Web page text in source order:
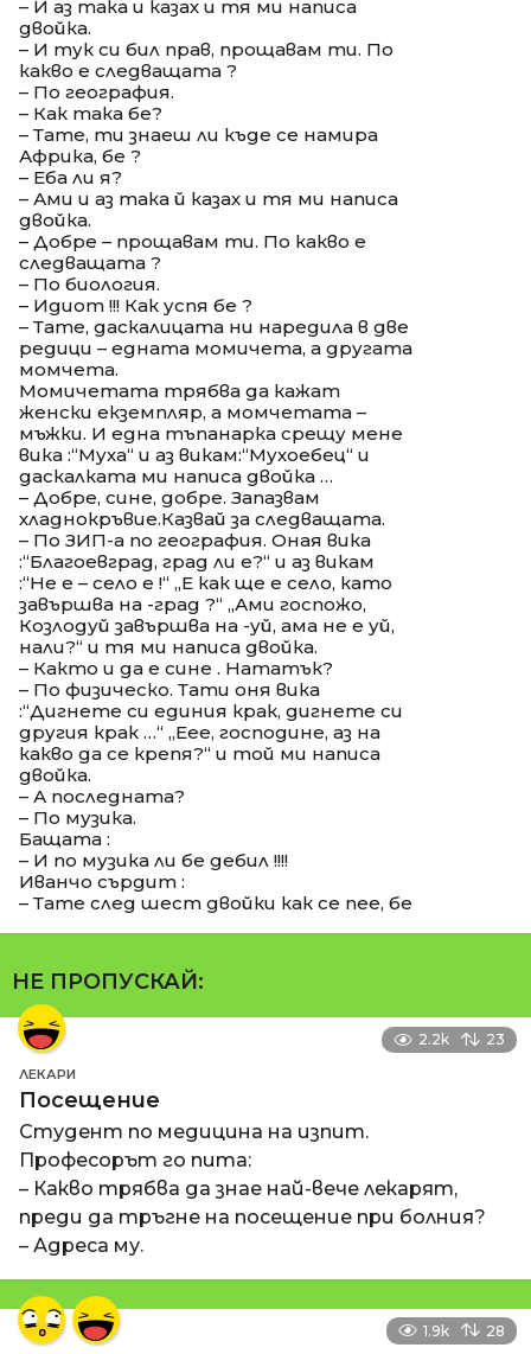
– И аз така и казах и тя ми написа
двойка.
– И тук си бил прав, прощавам ти. По
какво е следващата ?
– По география.
– Как така бе?
– Тате, ти знаеш ли къде се намира
Африка, бе ?
– Еба ли я?
– Ами и аз така й казах и тя ми написа
двойка.
– Добре – прощавам ти. По какво е
следващата ?
– По биология.
– Идиот !!! Как успя бе ?
– Тате, даскалицата ни наредила в две
редици – едната момичета, а другата
момчета.
Момичетата трябва да кажат
женски екземпляр, а момчетата –
мъжки. И една тъпанарка срещу мене
вика :“Муха“ и аз викам:“Мухоебец“ и
даскалката ми написа двойка …
– Добре, сине, добре. Запазвам
хладнокръвие.Казвай за следващата.
– По ЗИП-а по география. Оная вика
:“Благоевград, град ли е?“ и аз викам
:“Не е – село е !“ „Е как ще е село, като
завършва на -град ?“ „Ами госпожо,
Козлодуй завършва на -уй, ама не е уй,
нали?“ и тя ми написа двойка.
– Както и да е сине . Нататък?
– По физическо. Тати оня вика
:“Дигнете си единия крак, дигнете си
другия крак …“ „Еее, господине, аз на
какво да се крепя?“ и той ми написа
двойка.
– А последната?
– По музика.
Бащата :
– И по музика ли бе дебил !!!!
Иванчо сърдит :
– Тате след шест двойки как се пее, бе
НЕ ПРОПУСКАЙ:
2.2k 23
ЛЕКАРИ
Посещение
Студент по медицина на изпит.
Професорът го пита:
– Какво трябва да знае най-вече лекарят,
преди да тръгне на посещение при болния?
– Адреса му.
1.9k 28